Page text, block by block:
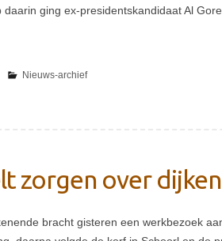
zorgen over dijken